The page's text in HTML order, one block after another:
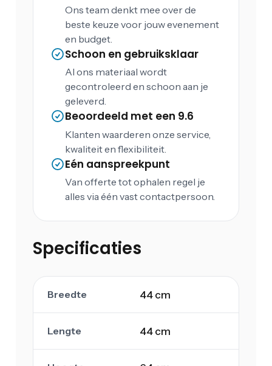
Ons team denkt mee over de
beste keuze voor jouw evenement
en budget.
Schoon en gebruiksklaar
Al ons materiaal wordt
gecontroleerd en schoon aan je
geleverd.
Beoordeeld met een 9.6
Klanten waarderen onze service,
kwaliteit en flexibiliteit.
Eén aanspreekpunt
Van offerte tot ophalen regel je
alles via één vast contactpersoon.
Specificaties
Breedte 44 cm
Lengte 44 cm